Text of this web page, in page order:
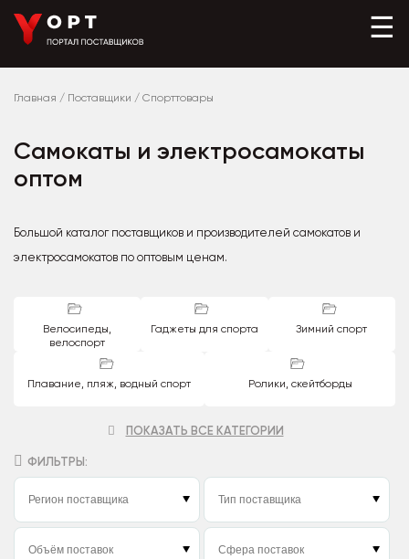
☰
Главная / Поставщики / Спорттовары
Самокаты и электросамокаты
оптом
Большой каталог поставщиков и производителей самокатов и
электросамокатов по оптовым ценам.
Велосипеды,
велоспорт
Гаджеты для спорта Зимний спорт
Плавание, пляж, водный спорт Ролики, скейтборды
ПОКАЗАТЬ ВСЕ КАТЕГОРИИ
ФИЛЬТРЫ: